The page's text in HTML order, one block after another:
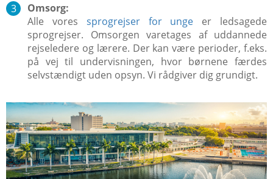
Omsorg:
Alle vores sprogrejser for unge er ledsagede
sprogrejser. Omsorgen varetages af uddannede
rejseledere og lærere. Der kan være perioder, f.eks.
på vej til undervisningen, hvor børnene færdes
selvstændigt uden opsyn. Vi rådgiver dig grundigt.